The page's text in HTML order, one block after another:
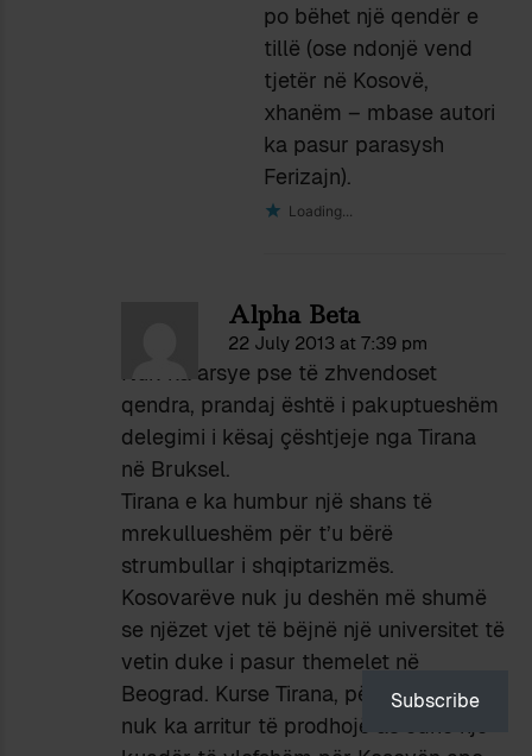
po bëhet një qendër e
tillë (ose ndonjë vend
tjetër në Kosovë,
xhanëm – mbase autori
ka pasur parasysh
Ferizajn).
Loading...
Alpha Beta
22 July 2013 at 7:39 pm
Nuk ka arsye pse të zhvendoset
qendra, prandaj është i pakuptueshëm
delegimi i kësaj çështjeje nga Tirana
në Bruksel.
Tirana e ka humbur një shans të
mrekullueshëm për t’u bërë
strumbullar i shqiptarizmës.
Kosovarëve nuk ju deshën më shumë
se njëzet vjet të bëjnë një universitet të
vetin duke i pasur themelet në
Beograd. Kurse Tirana, për kaq kohë
nuk ka arritur të prodhojë as edhe një
Subscribe